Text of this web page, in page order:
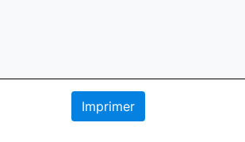
Imprimer